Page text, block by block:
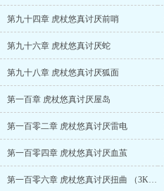
第九十四章 虎杖悠真讨厌前哨
第九十六章 虎杖悠真讨厌蛇
第九十八章 虎杖悠真讨厌狐面
第一百章 虎杖悠真讨厌屋岛
第一百零二章 虎杖悠真讨厌雷电
第一百零四章 虎杖悠真讨厌血茧
第一百零六章 虎杖悠真讨厌扭曲 （3K车，受脐橙）